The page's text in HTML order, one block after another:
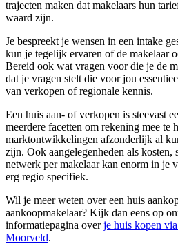
trajecten maken dat makelaars hun
waard zijn.
Je bespreekt je wensen in een intake
kun je tegelijk ervaren of de makelaar
Bereid ook wat vragen voor die je de
dat je vragen stelt die voor jou
van verkopen of regionale kennis.
Een huis aan- of verkopen is steevast
meerdere facetten om rekening mee te
marktontwikkelingen afzonderlijk al
zijn. Ook aangelegenheden als kosten,
netwerk per makelaar kan enorm in je
erg regio specifiek.
Wil je meer weten over een huis
aankoopmakelaar? Kijk dan eens op
informatiepagina overje huis kopen
Moorveld.